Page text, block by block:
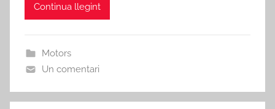
Continua llegint
Motors
Un comentari